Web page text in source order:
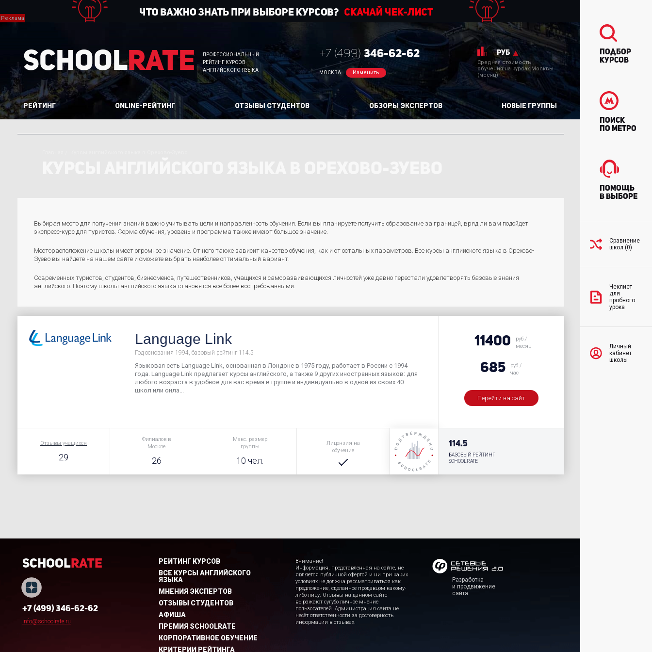
SchoolRate
ПРОФЕССИОНАЛЬНЫЙ
РЕЙТИНГ КУРСОВ
АНГЛИЙСКОГО ЯЗЫКА
+7 (499) 346-62-62
МОСКВА Изменить
руб
Средняя стоимость
обучения на курсах Москвы
(месяц)
РЕЙТИНГ ONLINE-РЕЙТИНГ ОТЗЫВЫ СТУДЕНТОВ ОБЗОРЫ ЭКСПЕРТОВ НОВЫЕ ГРУППЫ
Выбирая место для получения знаний важно учитывать цели и направленность обучения. Если вы планируете получить образование за границей, вряд ли вам подойдет
экспресс-курс для туристов. Форма обучения, уровень и программа также имеют большое значение.
Месторасположение школы имеет огромное значение. От него также зависит качество обучения, как и от остальных параметров. Все курсы английского языка в Орехово-
Зуево вы найдете на нашем сайте и сможете выбрать наиболее оптимальный вариант.
Современных туристов, студентов, бизнесменов, путешественников, учащихся и саморазвивающихся личностей уже давно перестали удовлетворять базовые знания
английского. Поэтому школы английского языка становятся все более востребованными.
Language Link
Год основания 1994, базовый рейтинг 114.5
Языковая сеть Language Link, основанная в Лондоне в 1975 году, работает в России с 1994
года. Language Link предлагает курсы английского, а также 9 других иностранных языков: для
любого возраста в удобное для вас время в группе и индивидуально в одной из своих 40
школ или онла...
Отзывы учащихся
29
Филиалов в
Москве
26
Макс. размер
группы
10 чел.
Лицензия на
обучение
11400
руб./
месяц
685
руб./
час
Перейти на сайт
114.5
БАЗОВЫЙ РЕЙТИНГ
SCHOOLRATE
SchoolRate
+7 (499) 346-62-62
info@schoolrate.ru
РЕЙТИНГ КУРСОВ
ВСЕ КУРСЫ АНГЛИЙСКОГО
ЯЗЫКА
МНЕНИЯ ЭКСПЕРТОВ
ОТЗЫВЫ СТУДЕНТОВ
АФИША
ПРЕМИЯ SCHOOLRATE
КОРПОРАТИВНОЕ ОБУЧЕНИЕ
КРИТЕРИИ РЕЙТИНГА
Внимание!
Информация, представленная на сайте, не
является публичной офертой и ни при каких
условиях не должна рассматриваться как
предложение, сделанное продавцом какому-
либо лицу. Отзывы на данном сайте
выражают сугубо личное мнение
пользователей. Администрация сайта не
несёт ответственности за достоверность
информации в отзывах.
Разработка
и продвижение
сайта
Подбор
курсов
Поиск
по метро
Помощь
в выборе
Сравнение
школ (0)
Чеклист
для
пробного
урока
Личный
кабинет
школы